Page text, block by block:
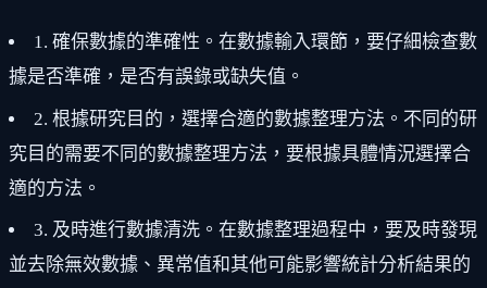
1. 確保數據的準確性。在數據輸入環節，要仔細檢查數
據是否準確，是否有誤錄或缺失值。
2. 根據研究目的，選擇合適的數據整理方法。不同的研
究目的需要不同的數據整理方法，要根據具體情況選擇合
適的方法。
3. 及時進行數據清洗。在數據整理過程中，要及時發現
並去除無效數據、異常值和其他可能影響統計分析結果的